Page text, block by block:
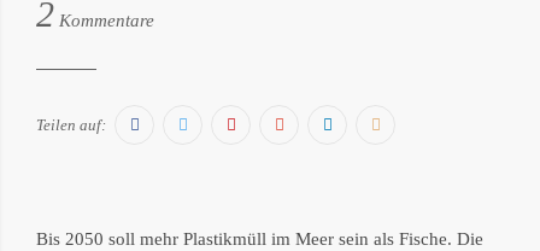
Philipp
2 Kommentare
Teilen auf: FacebookTwitterPinterestGoogle+LinkedInE-
Bis 2050 soll mehr Plastikmüll im Meer sein als Fische. Die